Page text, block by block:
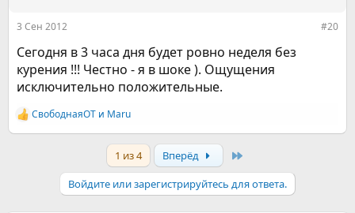
3 Сен 2012 #20
Сегодня в 3 часа дня будет ровно неделя без
курения !!! Честно - я в шоке ). Ощущения
исключительно положительные.
Р
е
СвободнаяОТ и Maru
1 из 4 Вперёд
Войдите или зарегистрируйтесь для ответа.